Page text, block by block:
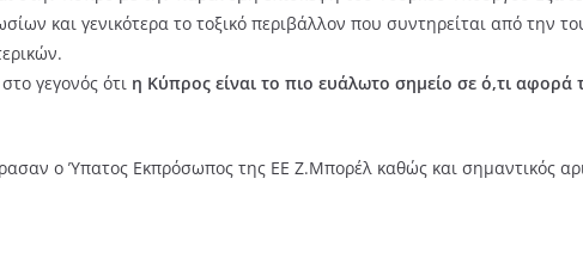
και γενικότερα το τοξικό περιβάλλον που συντηρείται από την
γεγονός ότι η Κύπρος είναι το πιο ευάλωτο σημείο σε ό,τι
ο Ύπατος Εκπρόσωπος της ΕΕ Ζ.Μπορέλ καθώς και σημαντικός